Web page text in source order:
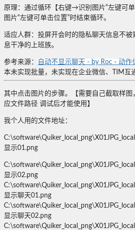
原理：通过循环【右键→识别图片“左键可
图片“左键可单击位置”时结束循环。
适应人群：投屏开会时的隐私聊天信息不
息干净的上班族。
参考来源： 自动不显示聊天 - by Roc - 动作
本未实现批量，未实现在企业微信、TIM互
其中点击图片的步骤。【需要自己截取样
应文件路径 调试后才能使用】
我个人用的文件地址：
显示01.png
显示02.png
显示聊天01.png
显示聊天02.png